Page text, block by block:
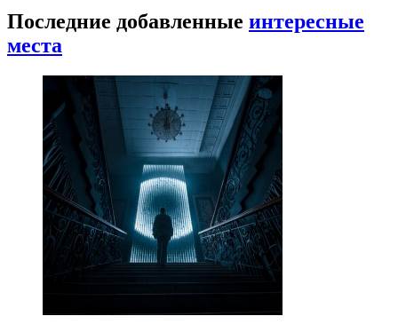
Последние добавленные интересные
места